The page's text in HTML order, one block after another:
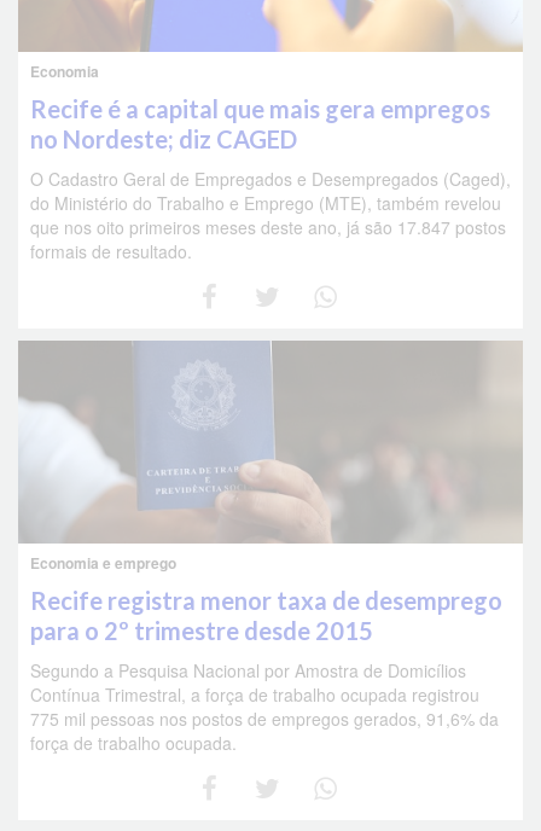
Economia
Recife é a capital que mais gera empregos
no Nordeste; diz CAGED
O Cadastro Geral de Empregados e Desempregados (Caged),
do Ministério do Trabalho e Emprego (MTE), também revelou
que nos oito primeiros meses deste ano, já são 17.847 postos
formais de resultado.
Economia e emprego
Recife registra menor taxa de desemprego
para o 2º trimestre desde 2015
Segundo a Pesquisa Nacional por Amostra de Domicílios
Contínua Trimestral, a força de trabalho ocupada registrou
775 mil pessoas nos postos de empregos gerados, 91,6% da
força de trabalho ocupada.